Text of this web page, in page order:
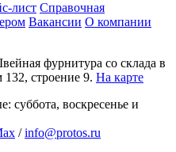
лист Справочная
Вакансии О компании
фурнитура со склада в
строение 9. На карте
суббота, воскресенье и
/info@protos.ru